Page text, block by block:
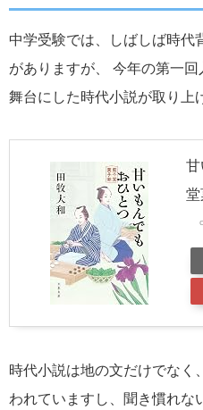
中学受験では、しばしば時代
がありますが、 今年の第一
舞台にした時代小説が取り上
堂
時代小説は地の文だけでなく
われていますし、聞き慣れな